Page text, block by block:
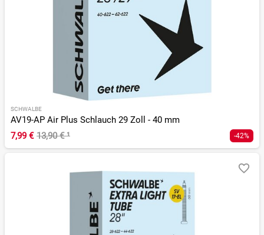
SCHWALBE
AV19-AP Air Plus Schlauch 29 Zoll - 40 mm
7,99 € 13,90 €¹ -42%